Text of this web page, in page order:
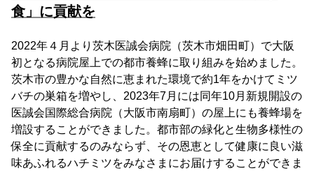
食」に貢献を
2022年４月より茨木医誠会病院（茨木市畑田町）で大阪
初となる病院屋上での都市養蜂に取り組みを始めました。
茨木市の豊かな自然に恵まれた環境で約1年をかけてミツ
バチの巣箱を増やし、2023年7月には同年10月新規開設の
医誠会国際総合病院（大阪市南扇町）の屋上にも養蜂場を
増設することができました。都市部の緑化と生物多様性の
保全に貢献するのみならず、その恩恵として健康に良い滋
味あふれるハチミツをみなさまにお届けすることができま